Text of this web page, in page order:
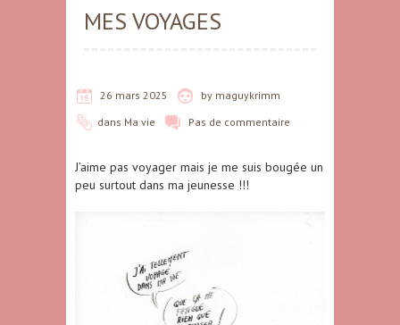
MES VOYAGES
26 mars 2025 by maguykrimm
dans Ma vie Pas de commentaire
J’aime pas voyager mais je me suis bougée un
peu surtout dans ma jeunesse !!!